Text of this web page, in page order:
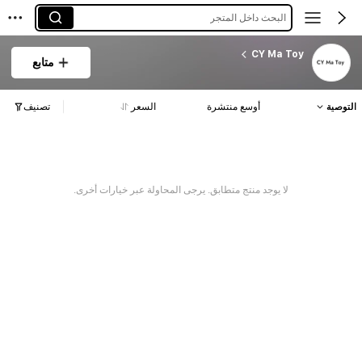
البحث داخل المتجر
CY Ma Toy
متابع
التوصية أوسع منتشرة السعر تصنيف
لا يوجد منتج متطابق. يرجى المحاولة عبر خيارات أخرى.